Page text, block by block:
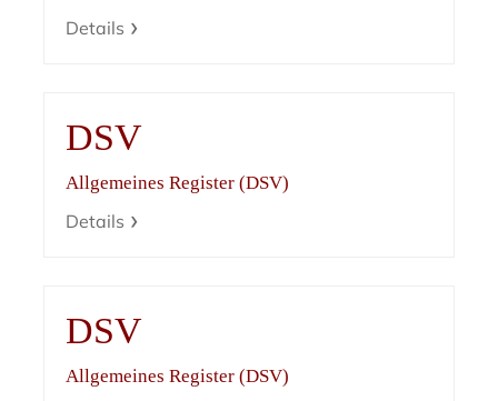
Details
DSV
Allgemeines Register (DSV)
Details
DSV
Allgemeines Register (DSV)